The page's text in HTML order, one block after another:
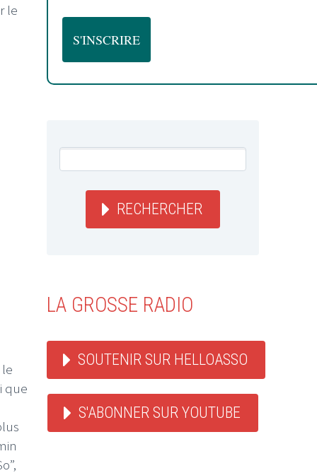
le
que
RECHERCHER
LA GROSSE RADIO
SOUTENIR SUR HELLOASSO
S'ABONNER SUR YOUTUBE